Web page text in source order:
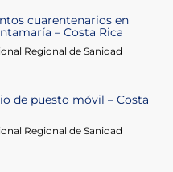
cuarentenarios en
– Costa Rica
Regional de Sanidad
de puesto móvil – Costa
Regional de Sanidad